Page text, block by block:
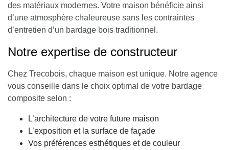
des matériaux modernes. Votre maison bénéficie ainsi
d’une atmosphère chaleureuse sans les contraintes
d’entretien d’un bardage bois traditionnel.
Notre expertise de constructeur
Chez Trecobois, chaque maison est unique. Notre agence
vous conseille dans le choix optimal de votre bardage
composite selon :
L’architecture de votre future maison
L’exposition et la surface de façade
Vos préférences esthétiques et de couleur